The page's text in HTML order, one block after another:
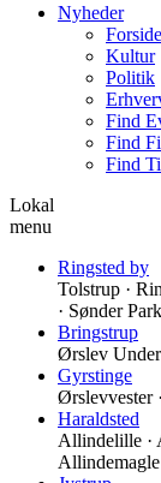
Nyheder
Forside
Kultur
Politik
Find
Find
Find
Lokal
menu
Ringsted by
Tolstrup ·
· Sønder Park
Bringstrup
Ørslev Under
Gyrstinge
Ørslevvester
Haraldsted
Allindelille ·